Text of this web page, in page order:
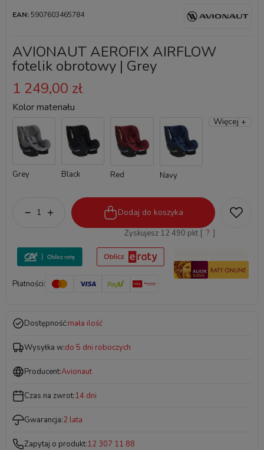
EAN:5907603465784
AVIONAUT AEROFIX AIRFLOW
fotelik obrotowy | Grey
1 249,00 zł
Kolor materiału
Grey Black Red Navy
Więcej +
Dodaj do koszyka
Zyskujesz 12 490 pkt [ ? ]
Płatności:
Dostępność:mała ilość
Wysyłka w:do 5 dni roboczych
Producent:Avionaut
Czas na zwrot:14 dni
Gwarancja:2 lata
Zapytaj o produkt:12 307 11 88